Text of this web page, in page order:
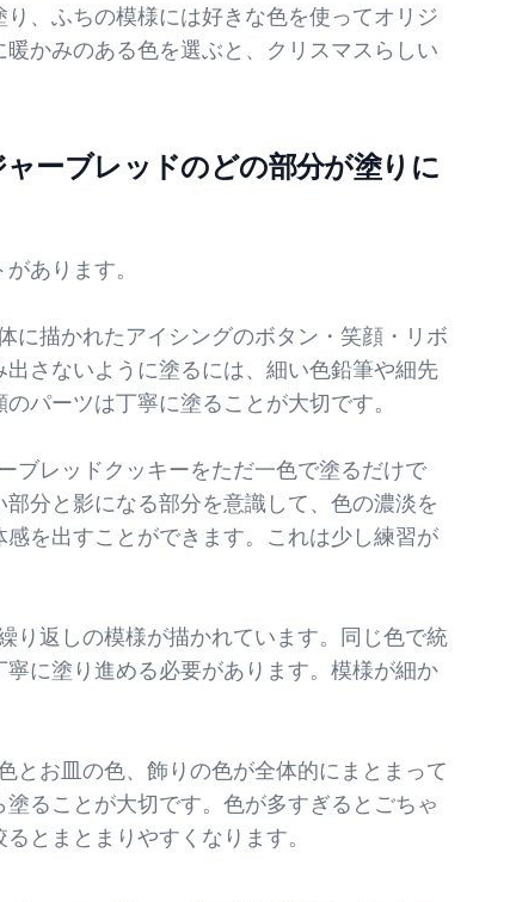
、ふちの模様には好きな色を使ってオリジ
かみのある色を選ぶと、クリスマスらしい
ーブレッドのどの部分が塗りに
あります。
に描かれたアイシングのボタン・笑顔・リボ
さないように塗るには、細い色鉛筆や細先
パーツは丁寧に塗ることが大切です。
ブレッドクッキーをただ一色で塗るだけで
分と影になる部分を意識して、色の濃淡を
を出すことができます。これは少し練習が
り返しの模様が描かれています。同じ色で統
に塗り進める必要があります。模様が細か
お皿の色、飾りの色が全体的にまとまって
ることが大切です。色が多すぎるとごちゃ
とまとまりやすくなります。